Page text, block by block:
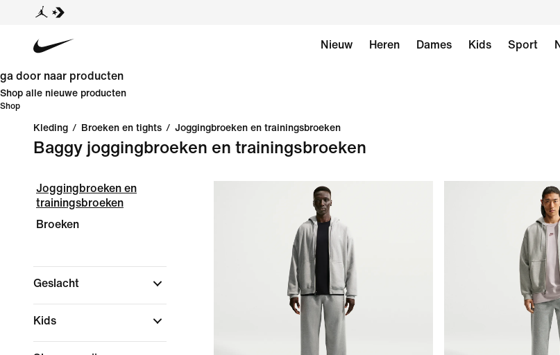
Nieuw Heren Dames Kids Sport
ga door naar producten
Shop alle nieuwe producten
Shop
Kleding / Broeken en tights / Joggingbroeken en trainingsbroeken
Baggy joggingbroeken en trainingsbroeken
Joggingbroeken en
trainingsbroeken
Broeken
Geslacht
Kids